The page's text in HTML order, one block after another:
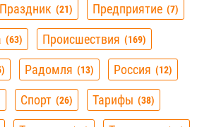
Праздник 21 Предприятие 7
63 Происшествия 169
Радомля 13 Россия 12
Спорт 26 Тарифы 38